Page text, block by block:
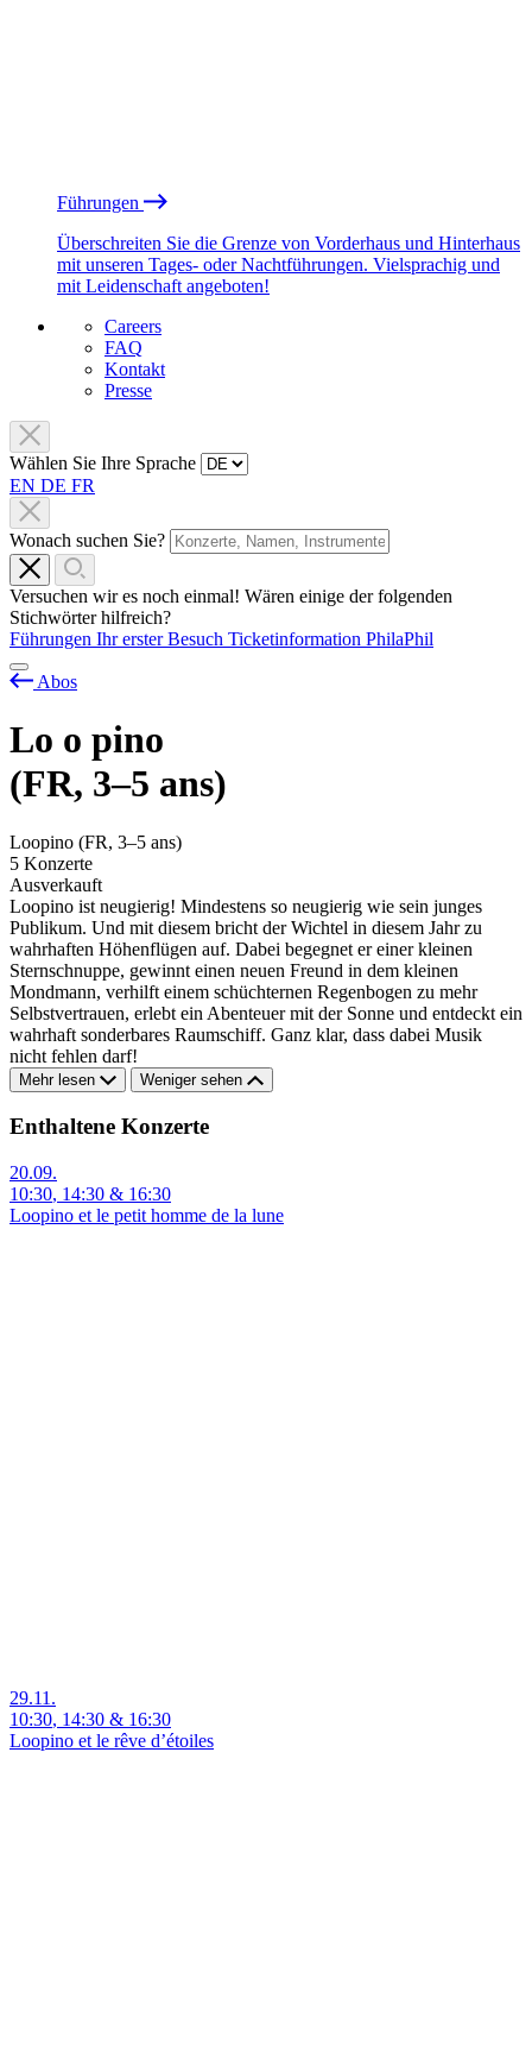
Führungen
Überschreiten Sie die Grenze von Vorderhaus und Hinterhaus
mit unseren Tages- oder Nachtführungen. Vielsprachig und
mit Leidenschaft angeboten!
Careers
FAQ
Kontakt
Presse
Wählen Sie Ihre Sprache
EN DE FR
Wonach suchen Sie?
Versuchen wir es noch einmal! Wären einige der folgenden
Stichwörter hilfreich?
Führungen Ihr erster Besuch Ticketinformation PhilaPhil
Abos
Lo o pino
(FR, 3–5 ans)
Loopino (FR, 3–5 ans)
5 Konzerte
Ausverkauft
Loopino ist neugierig! Mindestens so neugierig wie sein junges
Publikum. Und mit diesem bricht der Wichtel in diesem Jahr zu
wahrhaften Höhenflügen auf. Dabei begegnet er einer kleinen
Sternschnuppe, gewinnt einen neuen Freund in dem kleinen
Mondmann, verhilft einem schüchternen Regenbogen zu mehr
Selbstvertrauen, erlebt ein Abenteuer mit der Sonne und entdeckt ein
wahrhaft sonderbares Raumschiff. Ganz klar, dass dabei Musik
nicht fehlen darf!
Mehr lesen Weniger sehen
Enthaltene Konzerte
20.09.
10:30, 14:30 & 16:30
Loopino et le petit homme de la lune
29.11.
10:30, 14:30 & 16:30
Loopino et le rêve d’étoiles